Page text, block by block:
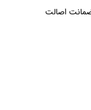
ضمانت اصالت